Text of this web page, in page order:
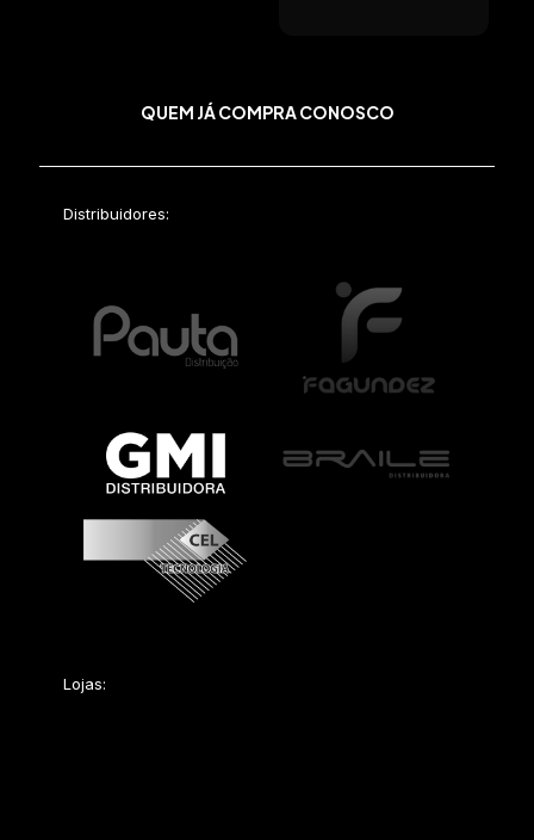
QUEM JÁ COMPRA CONOSCO
Distribuidores:
Lojas: